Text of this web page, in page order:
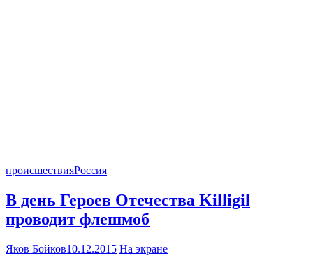
происшествияРоссия
В день Героев Отечества Killigil
проводит флешмоб
Яков Бойков10.12.2015 На экране